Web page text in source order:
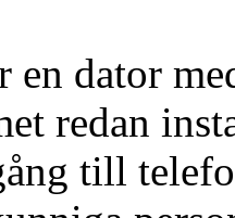
en dator
redan
till